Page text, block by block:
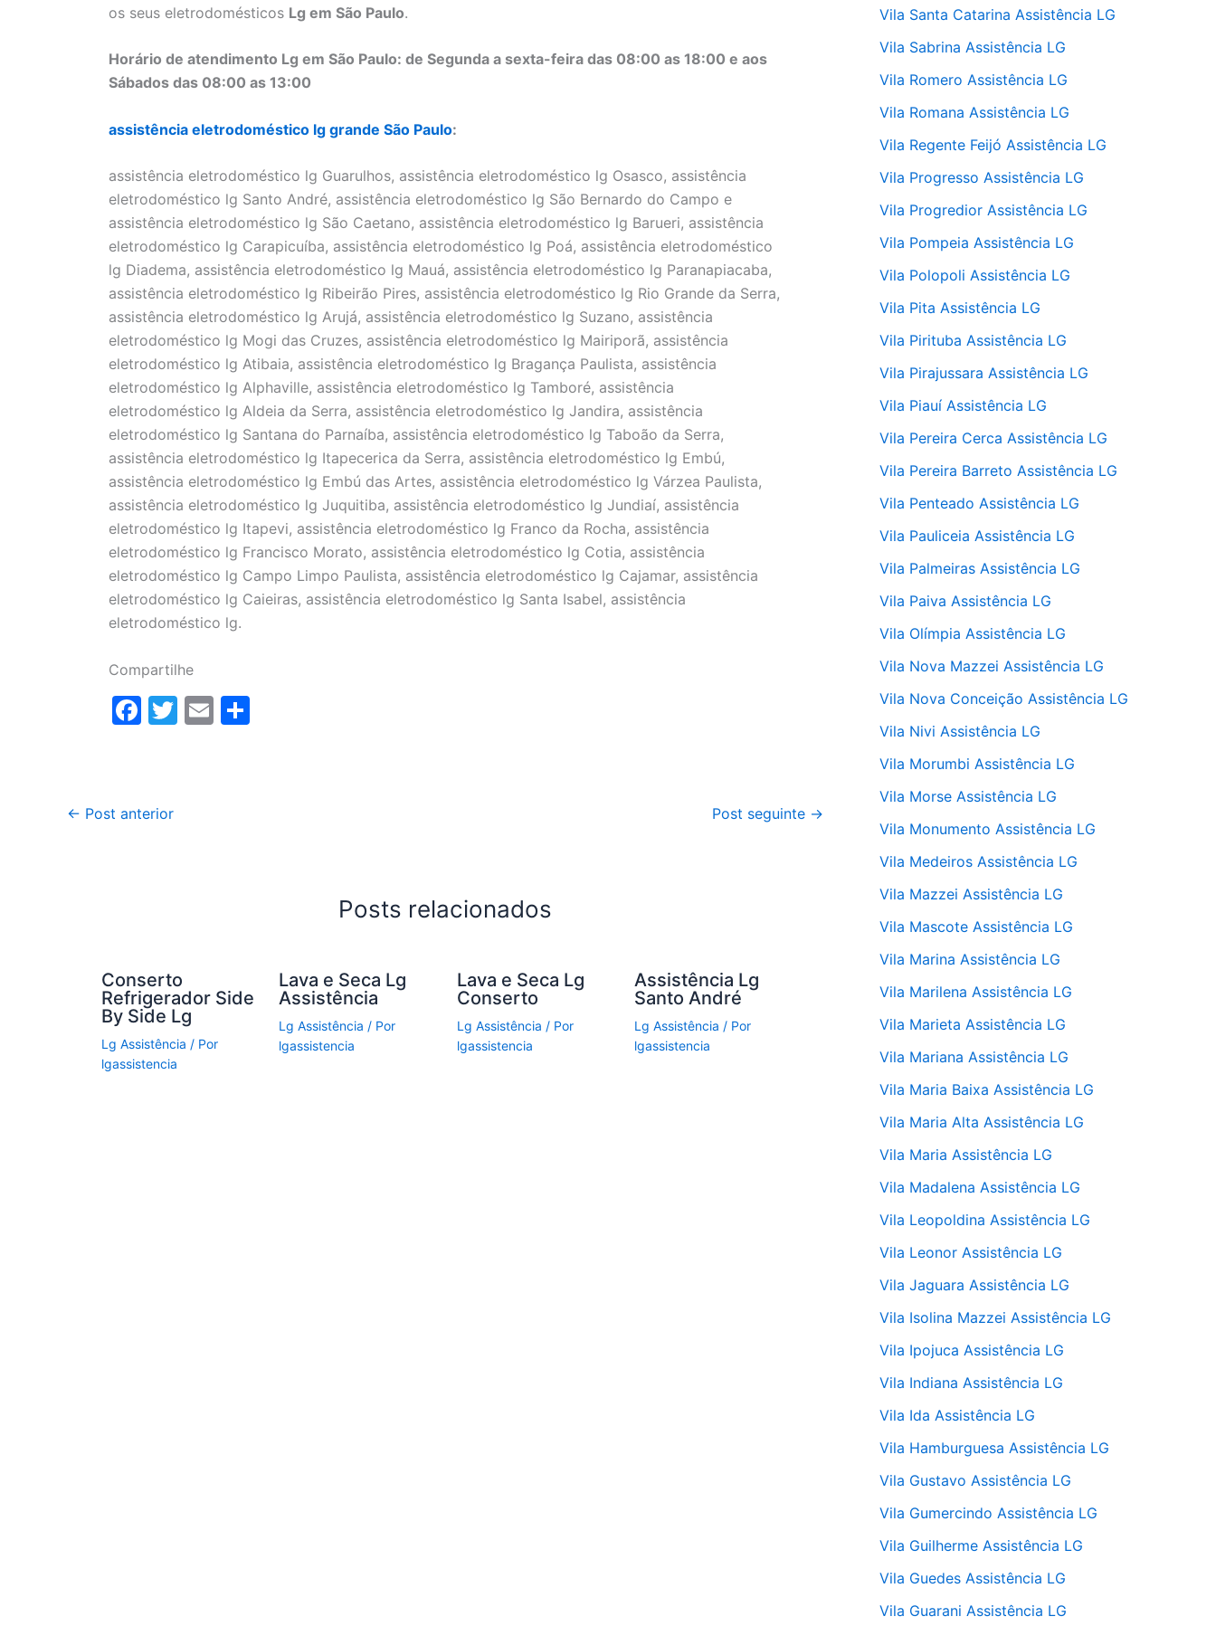
os seus eletrodomésticos Lg em São Paulo.
Horário de atendimento Lg em São Paulo: de Segunda a sexta-feira das 08:00 as 18:00 e aos
Sábados das 08:00 as 13:00
assistência eletrodoméstico lg grande São Paulo:
assistência eletrodoméstico lg Guarulhos, assistência eletrodoméstico lg Osasco, assistência
eletrodoméstico lg Santo André, assistência eletrodoméstico lg São Bernardo do Campo e
assistência eletrodoméstico lg São Caetano, assistência eletrodoméstico lg Barueri, assistência
eletrodoméstico lg Carapicuíba, assistência eletrodoméstico lg Poá, assistência eletrodoméstico
lg Diadema, assistência eletrodoméstico lg Mauá, assistência eletrodoméstico lg Paranapiacaba,
assistência eletrodoméstico lg Ribeirão Pires, assistência eletrodoméstico lg Rio Grande da Serra,
assistência eletrodoméstico lg Arujá, assistência eletrodoméstico lg Suzano, assistência
eletrodoméstico lg Mogi das Cruzes, assistência eletrodoméstico lg Mairiporã, assistência
eletrodoméstico lg Atibaia, assistência eletrodoméstico lg Bragança Paulista, assistência
eletrodoméstico lg Alphaville, assistência eletrodoméstico lg Tamboré, assistência
eletrodoméstico lg Aldeia da Serra, assistência eletrodoméstico lg Jandira, assistência
eletrodoméstico lg Santana do Parnaíba, assistência eletrodoméstico lg Taboão da Serra,
assistência eletrodoméstico lg Itapecerica da Serra, assistência eletrodoméstico lg Embú,
assistência eletrodoméstico lg Embú das Artes, assistência eletrodoméstico lg Várzea Paulista,
assistência eletrodoméstico lg Juquitiba, assistência eletrodoméstico lg Jundiaí, assistência
eletrodoméstico lg Itapevi, assistência eletrodoméstico lg Franco da Rocha, assistência
eletrodoméstico lg Francisco Morato, assistência eletrodoméstico lg Cotia, assistência
eletrodoméstico lg Campo Limpo Paulista, assistência eletrodoméstico lg Cajamar, assistência
eletrodoméstico lg Caieiras, assistência eletrodoméstico lg Santa Isabel, assistência
eletrodoméstico lg.
Compartilhe
F
b
T
E
← Post anterior Post seguinte →
Posts relacionados
Conserto
Refrigerador Side
By Side Lg
Lg Assistência / Por
lgassistencia
Lava e Seca Lg
Assistência
Lg Assistência / Por
lgassistencia
Lava e Seca Lg
Conserto
Lg Assistência / Por
lgassistencia
Assistência Lg
Santo André
Lg Assistência / Por
lgassistencia
Vila Santa Catarina Assistência LG
Vila Sabrina Assistência LG
Vila Romero Assistência LG
Vila Romana Assistência LG
Vila Regente Feijó Assistência LG
Vila Progresso Assistência LG
Vila Progredior Assistência LG
Vila Pompeia Assistência LG
Vila Polopoli Assistência LG
Vila Pita Assistência LG
Vila Pirituba Assistência LG
Vila Pirajussara Assistência LG
Vila Piauí Assistência LG
Vila Pereira Cerca Assistência LG
Vila Pereira Barreto Assistência LG
Vila Penteado Assistência LG
Vila Pauliceia Assistência LG
Vila Palmeiras Assistência LG
Vila Paiva Assistência LG
Vila Olímpia Assistência LG
Vila Nova Mazzei Assistência LG
Vila Nova Conceição Assistência LG
Vila Nivi Assistência LG
Vila Morumbi Assistência LG
Vila Morse Assistência LG
Vila Monumento Assistência LG
Vila Medeiros Assistência LG
Vila Mazzei Assistência LG
Vila Mascote Assistência LG
Vila Marina Assistência LG
Vila Marilena Assistência LG
Vila Marieta Assistência LG
Vila Mariana Assistência LG
Vila Maria Baixa Assistência LG
Vila Maria Alta Assistência LG
Vila Maria Assistência LG
Vila Madalena Assistência LG
Vila Leopoldina Assistência LG
Vila Leonor Assistência LG
Vila Jaguara Assistência LG
Vila Isolina Mazzei Assistência LG
Vila Ipojuca Assistência LG
Vila Indiana Assistência LG
Vila Ida Assistência LG
Vila Hamburguesa Assistência LG
Vila Gustavo Assistência LG
Vila Gumercindo Assistência LG
Vila Guilherme Assistência LG
Vila Guedes Assistência LG
Vila Guarani Assistência LG